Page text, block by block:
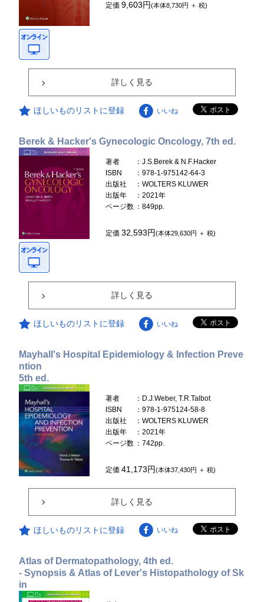
定価9,603円(本体8,730円 ＋ 税)
詳しく見る
ほしいものリストに登録 いいね
Berek & Hacker's Gynecologic Oncology, 7th ed.
著者
：J.S.Berek & N.F.Hacker
ISBN
：978-1-975142-64-3
出版社
：WOLTERS KLUWER
出版年
：2021年
ページ数 ：849pp.
定価32,593円(本体29,630円 ＋ 税)
詳しく見る
ほしいものリストに登録 いいね
Mayhall's Hospital Epidemiology & Infection Preve
ntion
5th ed.
著者
：D.J.Weber, T.R.Talbot
ISBN
：978-1-975124-58-8
出版社
：WOLTERS KLUWER
出版年
：2021年
ページ数 ：742pp.
定価41,173円(本体37,430円 ＋ 税)
詳しく見る
ほしいものリストに登録 いいね
Atlas of Dermatopathology, 4th ed.
- Synopsis & Atlas of Lever's Histopathology of Sk
in